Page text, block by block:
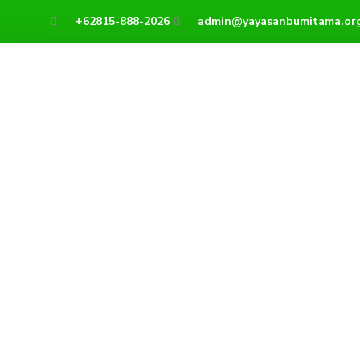
+62815-888-2026